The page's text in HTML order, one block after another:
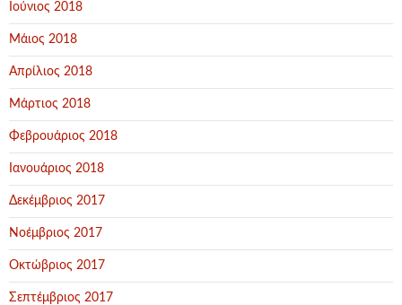
Ιούνιος 2018
Μάιος 2018
Απρίλιος 2018
Μάρτιος 2018
Φεβρουάριος 2018
Ιανουάριος 2018
Δεκέμβριος 2017
Νοέμβριος 2017
Οκτώβριος 2017
Σεπτέμβριος 2017